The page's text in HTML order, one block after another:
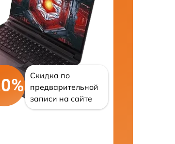
Скидка по
предварительной
записи на сайте